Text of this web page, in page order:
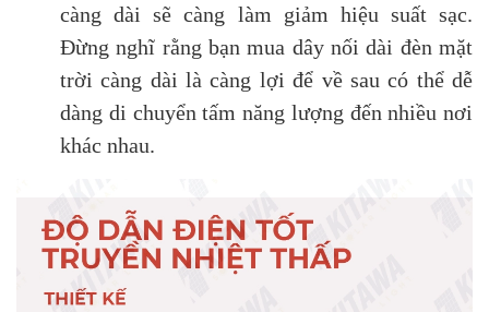
càng dài sẽ càng làm giảm hiệu suất sạc.
Đừng nghĩ rằng bạn mua dây nối dài đèn mặt
trời càng dài là càng lợi để về sau có thể dễ
dàng di chuyển tấm năng lượng đến nhiều nơi
khác nhau.